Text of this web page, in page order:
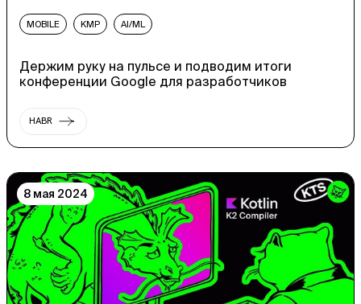
MOBILE KMP AI/ML
Держим руку на пульсе и подводим итоги
конференции Google для разработчиков
HABR
8 мая 2024